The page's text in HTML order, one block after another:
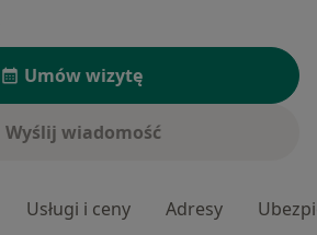
Umów wizytę
Wyślij wiadomość
Usługi i ceny Adresy